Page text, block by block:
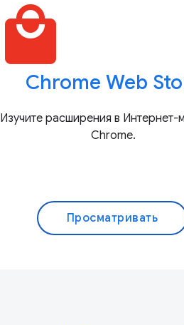
local_mall
Chrome Web
Изучите расширения в Интернет-
Chrome.
Просматривать